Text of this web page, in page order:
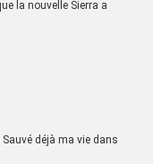
la nouvelle Sierra a
déjà ma vie dans